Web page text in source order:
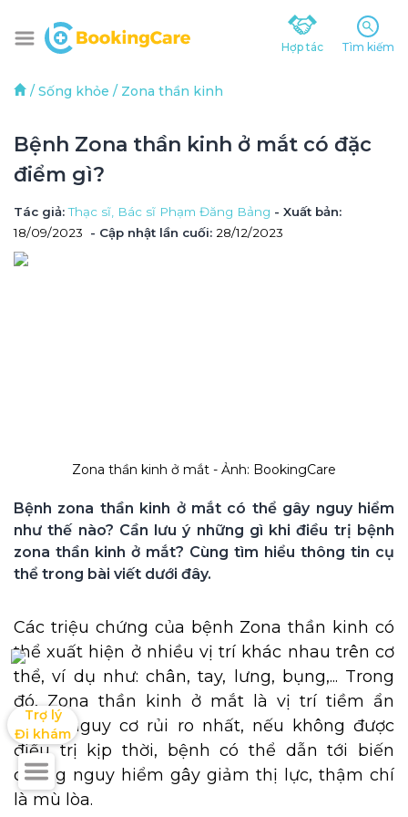
Hợp tác Tìm kiếm
/ Sống khỏe / Zona thần kinh
Bệnh Zona thần kinh ở mắt có đặc
điểm gì?
Tác giả: Thạc sĩ, Bác sĩ Phạm Đăng Bảng
18/09/2023
- Cập nhật lần cuối: 28/12/2023
Zona thần kinh ở mắt - Ảnh: BookingCare
Bệnh zona thần kinh ở mắt có thể gây nguy hiểm
như thế nào? Cần lưu ý những gì khi điều trị bệnh
zona thần kinh ở mắt? Cùng tìm hiểu thông tin cụ
thể trong bài viết dưới đây.
Các triệu chứng của bệnh Zona thần kinh có
thể xuất hiện ở nhiều vị trí khác nhau trên cơ
thể, ví dụ như: chân, tay, lưng, bụng,... Trong
đó, Zona thần kinh ở mắt là vị trí tiềm ẩn
nhiều nguy cơ rủi ro nhất, nếu không được
điều trị kịp thời, bệnh có thể dẫn tới biến
chứng nguy hiểm gây giảm thị lực, thậm chí
là mù lòa.
Trợ lý
Đi khám